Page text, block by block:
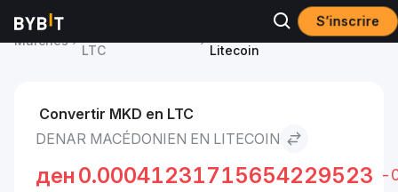
S’inscrire
Marchés
LTC
Denar macédonien to
Litecoin
Convertir MKD en LTC
DENAR MACÉDONIEN EN LITECOIN
ден 0.00041231715654229523 -